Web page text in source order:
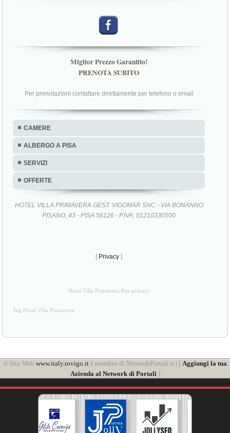
Miglior Prezzo Garantito!
PRENOTA SUBITO
Per prenotazioni contattare direttamente per telefono o email
CAMERE
ALBERGO A PISA
SERVIZI
OFFERTE
HOTEL VILLA PRIMAVERA GEST. VIGOMAR SNC - VIA BONANNO
PISANO, 43 - PISA 56126 - P.IVA: 01210330500
[ Privacy ]
Hotel Villa Primavera Pisa privacy
Tag Hotel Villa Primavera
il Sito Web www.italy.rovigo.itè membro di NetworkPortali.it | [ Aggiungi la tua
Azienda al Network di Portali ]